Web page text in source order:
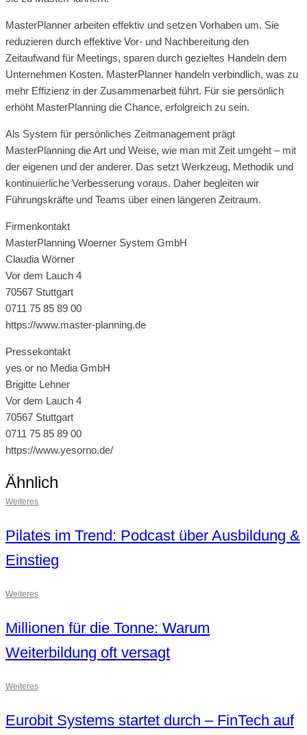
MasterPlanner arbeiten effektiv und setzen Vorhaben um. Sie
reduzieren durch effektive Vor- und Nachbereitung den
Zeitaufwand für Meetings, sparen durch gezieltes Handeln dem
Unternehmen Kosten. MasterPlanner handeln verbindlich, was zu
mehr Effizienz in der Zusammenarbeit führt. Für sie persönlich
erhöht MasterPlanning die Chance, erfolgreich zu sein.
Als System für persönliches Zeitmanagement prägt
MasterPlanning die Art und Weise, wie man mit Zeit umgeht – mit
der eigenen und der anderer. Das setzt Werkzeug, Methodik und
kontinuierliche Verbesserung voraus. Daher begleiten wir
Führungskräfte und Teams über einen längeren Zeitraum.
Firmenkontakt
MasterPlanning Woerner System GmbH
Claudia Wörner
Vor dem Lauch 4
70567 Stuttgart
0711 75 85 89 00
https://www.master-planning.de
Pressekontakt
yes or no Media GmbH
Brigitte Lehner
Vor dem Lauch 4
70567 Stuttgart
0711 75 85 89 00
https://www.yesorno.de/
Ähnlich
Weiteres
Pilates im Trend: Podcast über Ausbildung &
Einstieg
Weiteres
Millionen für die Tonne: Warum
Weiterbildung oft versagt
Weiteres
Eurobit Systems startet durch – FinTech auf